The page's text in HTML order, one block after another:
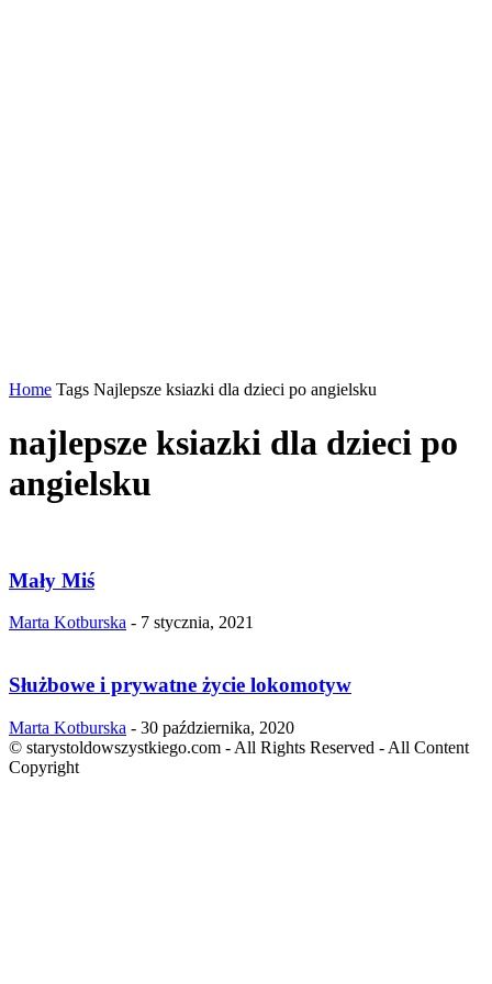
Home Tags Najlepsze ksiazki dla dzieci po angielsku
najlepsze ksiazki dla dzieci po
angielsku
Mały Miś
Marta Kotburska - 7 stycznia, 2021
Służbowe i prywatne życie lokomotyw
Marta Kotburska - 30 października, 2020
© starystoldowszystkiego.com - All Rights Reserved - All Content
Copyright